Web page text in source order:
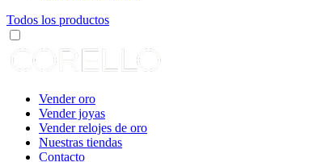
Todos los productos
Vender oro
Vender joyas
Vender relojes de oro
Nuestras tiendas
Contacto